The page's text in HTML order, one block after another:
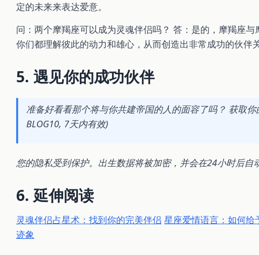
定的未来来表达爱意。
问：两个摩羯座可以成为灵魂伴侣吗？ 答：是的，摩羯座与
你们都理解彼此的动力和雄心，从而创造出非常成功的伙伴关
5. 遇见你的成功伙伴
准备好看看那个将与你共建帝国的人的面容了吗？ 获取
BLOG10, 7天内有效)
您的隐私受到保护。出生数据将被加密，并会在24小时后自
6. 延伸阅读
灵魂伴侣占星术：找到你的完美伴侣 星座爱情语言：如何给
迹象